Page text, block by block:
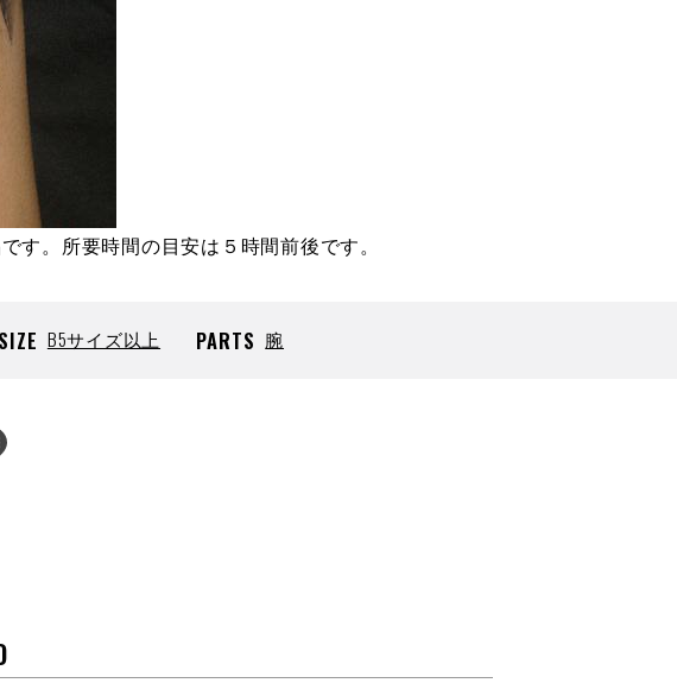
す。所要時間の目安は５時間前後です。
SIZE B5サイズ以上 PARTS 腕